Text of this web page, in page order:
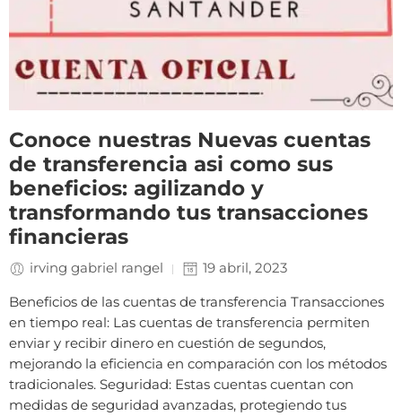
Conoce nuestras Nuevas cuentas
de transferencia asi como sus
beneficios: agilizando y
transformando tus transacciones
financieras
irving gabriel rangel 19 abril, 2023
Beneficios de las cuentas de transferencia Transacciones
en tiempo real: Las cuentas de transferencia permiten
enviar y recibir dinero en cuestión de segundos,
mejorando la eficiencia en comparación con los métodos
tradicionales. Seguridad: Estas cuentas cuentan con
medidas de seguridad avanzadas, protegiendo tus